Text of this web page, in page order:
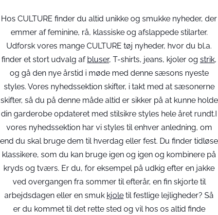
Hos CULTURE finder du altid unikke og smukke nyheder, der
emmer af feminine, rå, klassiske og afslappede stilarter.
Udforsk vores mange CULTURE tøj nyheder, hvor du bl.a.
finder et stort udvalg af bluser, T-shirts, jeans, kjoler og strik,
og gå den nye årstid i møde med denne sæsons nyeste
styles. Vores nyhedssektion skifter, i takt med at sæsonerne
skifter, så du på denne måde altid er sikker på at kunne holde
din garderobe opdateret med stilsikre styles hele året rundt.I
vores nyhedssektion har vi styles til enhver anledning, om
end du skal bruge dem til hverdag eller fest. Du finder tidløse
klassikere, som du kan bruge igen og igen og kombinere på
kryds og tværs. Er du, for eksempel på udkig efter en jakke
ved overgangen fra sommer til efterår, en fin skjorte til
arbejdsdagen eller en smuk kjole til festlige lejligheder? Så
er du kommet til det rette sted og vil hos os altid finde